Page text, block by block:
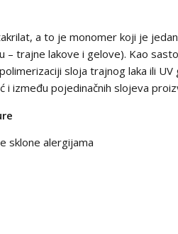
a to je monomer koji je
trajne lakove i gelove). Kao
sloja trajnog laka ili
i između pojedinačnih slojeva
sklone alergijama